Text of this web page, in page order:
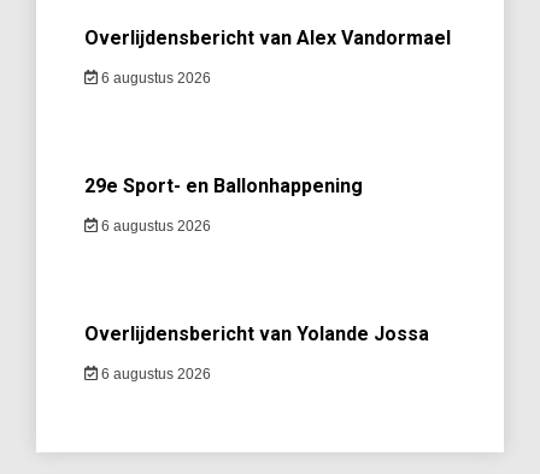
Overlijdensbericht van Alex Vandormael
6 augustus 2026
29e Sport- en Ballonhappening
6 augustus 2026
Overlijdensbericht van Yolande Jossa
6 augustus 2026